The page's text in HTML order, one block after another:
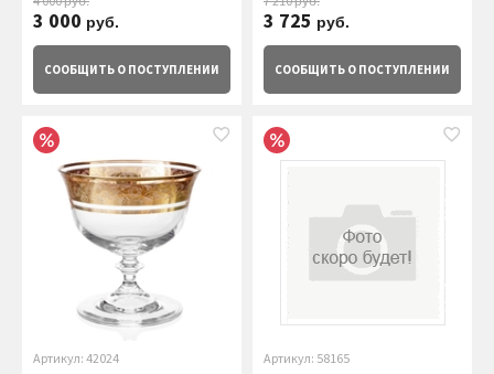
3 000 руб.
СООБЩИТЬ О ПОСТУПЛЕНИИ
3 725 руб.
СООБЩИТЬ О ПОСТУПЛЕНИИ
Артикул: 42024
Артикул: 58165